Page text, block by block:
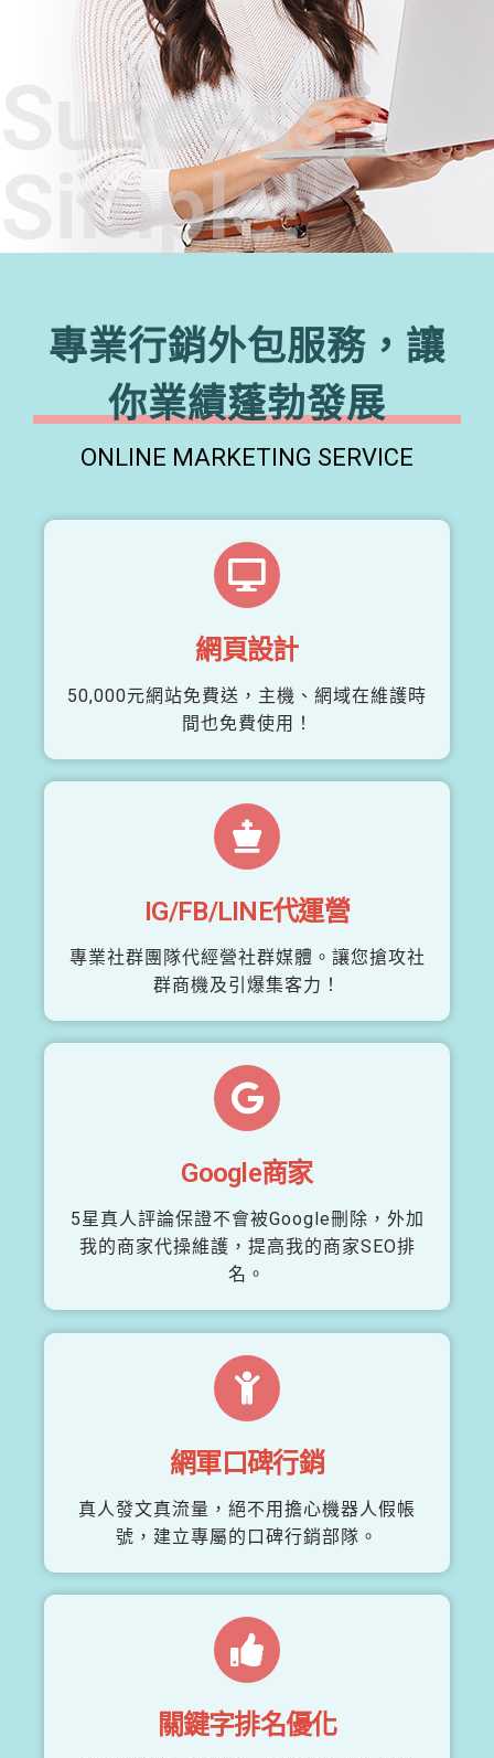
Success,
Simple!
專業行銷外包服務，讓
你業績蓬勃發展
ONLINE MARKETING SERVICE
網頁設計
50,000元網站免費送，主機、網域在維護時
間也免費使用！
IG/FB/LINE代運營
專業社群團隊代經營社群媒體。讓您搶攻社
群商機及引爆集客力！
Google商家
5星真人評論保證不會被Google刪除，外加
我的商家代操維護，提高我的商家SEO排
名。
網軍口碑行銷
真人發文真流量，絕不用擔心機器人假帳
號，建立專屬的口碑行銷部隊。
關鍵字排名優化